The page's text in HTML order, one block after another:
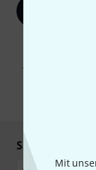
Mit
Mit Klick auf
Werbung und
Abmeldung ist
Sicher